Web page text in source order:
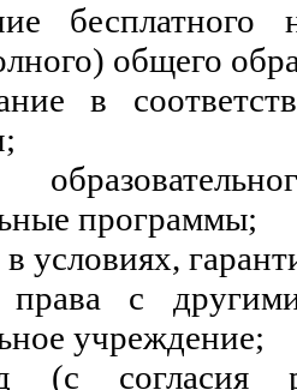
бесплатного
общего
в
программы;
условиях,
с
учреждение;
(с согласия